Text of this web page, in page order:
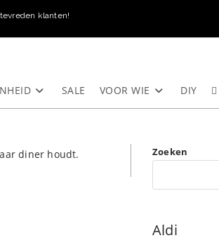
klanten!
SALE VOOR WIE DIY
Zoeken
Aldi